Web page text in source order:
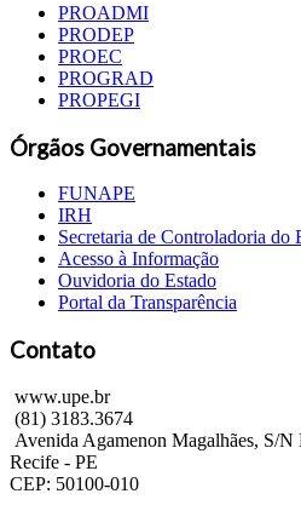
PROADMI
PRODEP
PROEC
PROGRAD
PROPEGI
Órgãos Governamentais
FUNAPE
IRH
Secretaria de Controladoria do
Acesso à Informação
Ouvidoria do Estado
Portal da Transparência
Contato
www.upe.br
(81) 3183.3674
Avenida Agamenon Magalhães, S/
Recife - PE
CEP: 50100-010